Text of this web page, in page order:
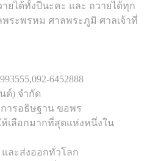
ยได้ทั้งปีนะคะ และ ถวายได้ทุก
พระพรหม ศาลพระภูมิ ศาลเจ้าที่
6452888
ด์) จำกัด
ารอธิษฐาน ขอพร
เลือกมากที่สุดแห่งหนึ่งใน
และส่งออกทั่วโลก